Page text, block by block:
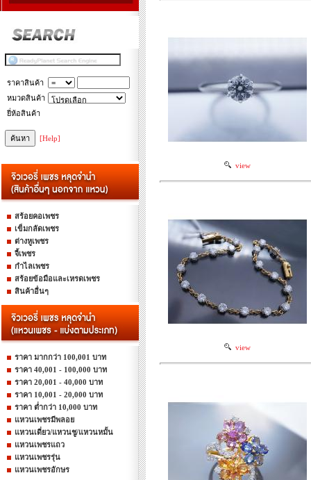
ราคาสินค้า
หมวดสินค้า
ยี่ห้อสินค้า
[Help]
สร้อยคอเพชร
เข็มกลัดเพชร
ต่างหูเพชร
จี้เพชร
กำไลเพชร
สร้อยข้อมือและเหรดเพชร
สินค้าอื่นๆ
ราคา มากกว่า 100,001 บาท
ราคา 40,001 - 100,000 บาท
ราคา 20,001 - 40,000 บาท
ราคา 10,001 - 20,000 บาท
ราคา ต่ำกว่า 10,000 บาท
แหวนเพชรมีพลอย
แหวนเดี่ยว/แหวนชู/แหวนหมั้น
แหวนเพชรแถว
แหวนเพชรรุ่น
แหวนเพชรอักษร
view
view